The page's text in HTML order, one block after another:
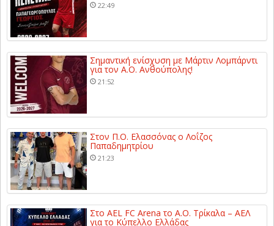
22:49
Σημαντική ενίσχυση με Μάρτιν Λομπάρντι
για τον Α.Ο. Ανθούπολης!
21:52
Στον Π.Ο. Ελασσόνας ο Λοΐζος
Παπαδημητρίου
21:23
Στο AEL FC Arena το Α.Ο. Τρίκαλα – ΑΕΛ
για το Κύπελλο Ελλάδας